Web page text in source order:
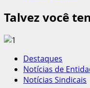
Talvez você
Destaques
Notícias de
Notícias Sindicais